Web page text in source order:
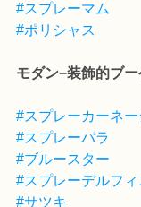
#スプレーマム
#ポリシャス
モダン−装飾的ブ
#スプレーカーネー
#スプレーバラ
#ブルースター
#スプレーデルフィ
#サツキ